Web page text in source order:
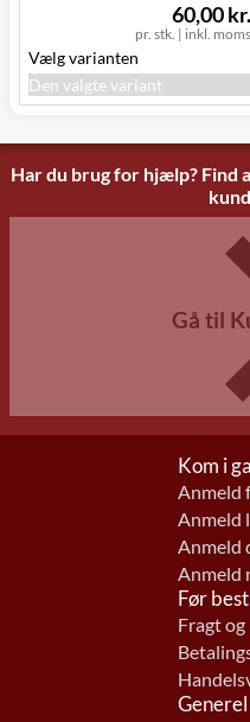
pr. stk. | inkl. moms
60,00 kr.
Vælg varianten
Den valgte variant
Har du brug for hjælp? Find
Gå til
Kom i
Anmeld
Anmeld
Anmeld
Anmeld
Før
Fragt